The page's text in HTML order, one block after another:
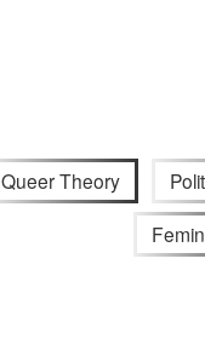
Queer Theory